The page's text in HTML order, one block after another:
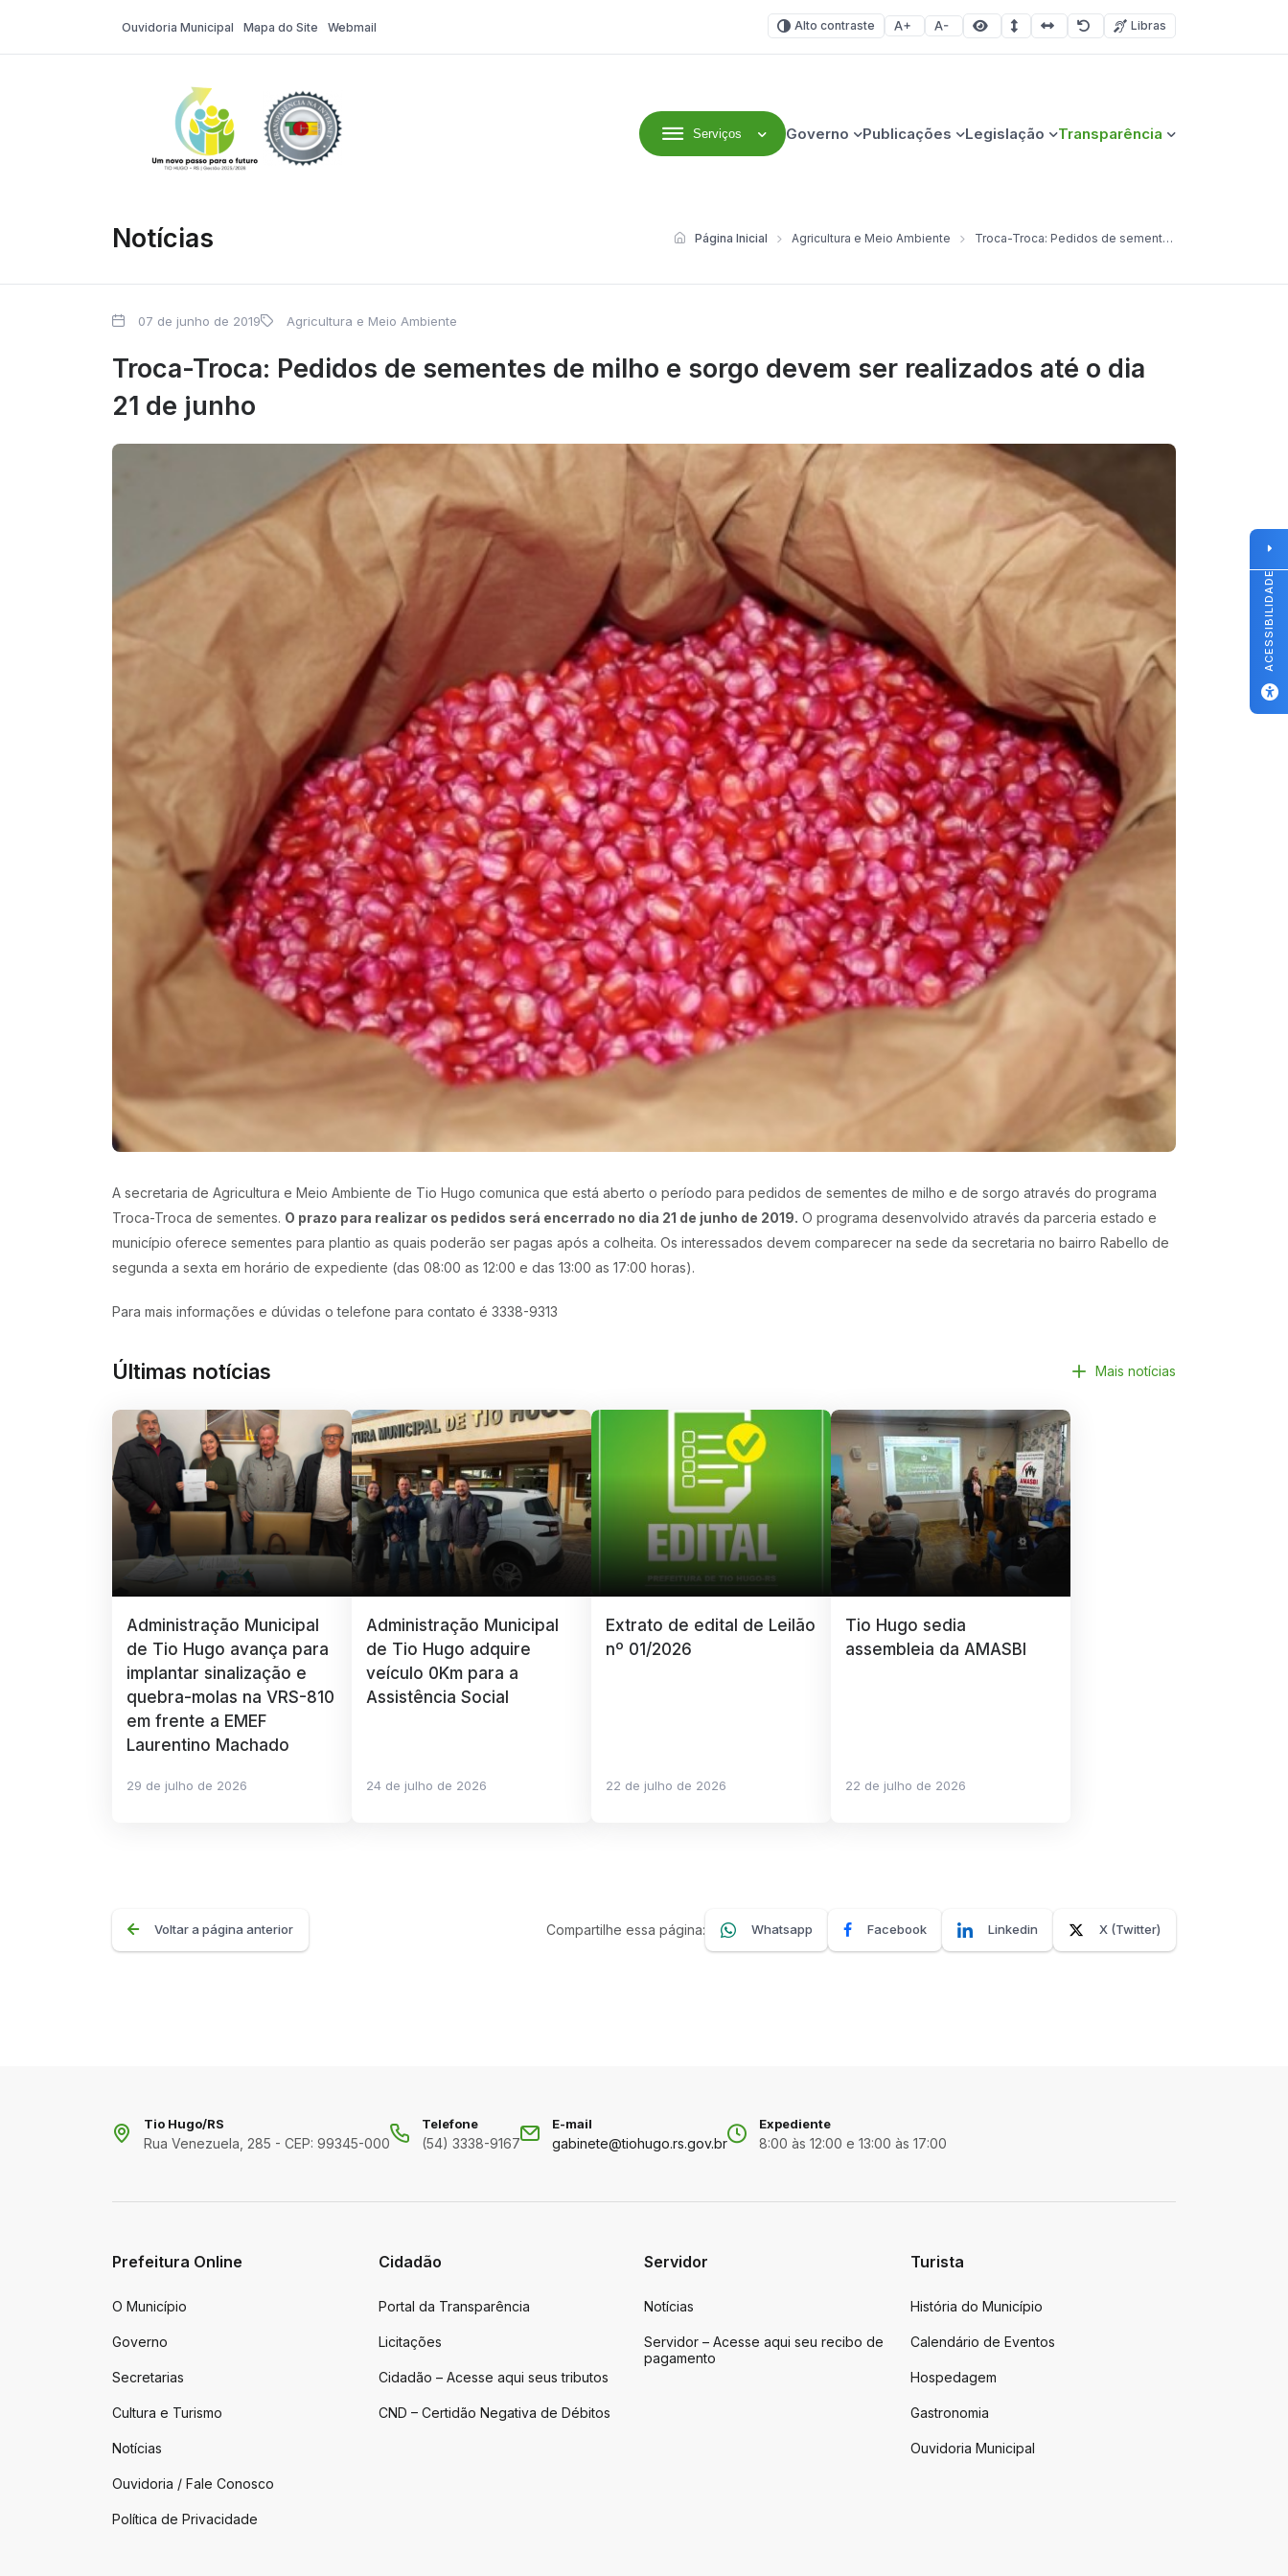
Ouvidoria Municipal Mapa do Site Webmail Alto contraste Aumentar fonte
Diminuir fonteÁrea selecionada
Espaçamento de linha
Espaço dos caracteres
RedefinirLibras
Serviços Governo Publicações Legislação Transparência
Notícias Página Inicial Agricultura e Meio Ambiente Troca-Troca: Pedidos de sementes de milho e sorgo devem ser realizados até o dia 21 de junho
07 de junho de 2019 Agricultura e Meio Ambiente
Troca-Troca: Pedidos de sementes de milho e sorgo devem ser realizados até o dia
21 de junho
A secretaria de Agricultura e Meio Ambiente de Tio Hugo comunica que está aberto o período para pedidos de sementes de milho e de sorgo através do programa
Troca-Troca de sementes. O prazo para realizar os pedidos será encerrado no dia 21 de junho de 2019. O programa desenvolvido através da parceria estado e
município oferece sementes para plantio as quais poderão ser pagas após a colheita. Os interessados devem comparecer na sede da secretaria no bairro Rabello de
segunda a sexta em horário de expediente (das 08:00 as 12:00 e das 13:00 as 17:00 horas).
Para mais informações e dúvidas o telefone para contato é 3338-9313
Últimas notícias Mais notícias
Administração Municipal
de Tio Hugo avança para
implantar sinalização e
quebra-molas na VRS-810
em frente a EMEF
Laurentino Machado
29 de julho de 2026
Administração Municipal
de Tio Hugo adquire
veículo 0Km para a
Assistência Social
24 de julho de 2026
Extrato de edital de Leilão
nº 01/2026
22 de julho de 2026
Tio Hugo sedia
assembleia da AMASBI
22 de julho de 2026
Voltar a página anterior Compartilhe essa página: Whatsapp Facebook Linkedin X (Twitter)
Tio Hugo/RS
Rua Venezuela, 285 - CEP: 99345-000
Telefone
(54) 3338-9167
E-mail
gabinete@tiohugo.rs.gov.br
Expediente
8:00 às 12:00 e 13:00 às 17:00
Prefeitura Online
O Município
Governo
Secretarias
Cultura e Turismo
Notícias
Ouvidoria / Fale Conosco
Política de Privacidade
Cidadão
Portal da Transparência
Licitações
Cidadão – Acesse aqui seus tributos
CND – Certidão Negativa de Débitos
Servidor
Notícias
Servidor – Acesse aqui seu recibo de
pagamento
Turista
História do Município
Calendário de Eventos
Hospedagem
Gastronomia
Ouvidoria Municipal
ACESSIBILIDADE